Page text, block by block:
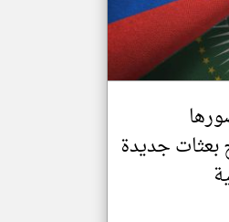
تغيير الدولة
اخبار جزر القمر على مدار الساعة
اخبار جزر القمر العاجلة والمباشرة
بعثات جديدة
klyoum.com